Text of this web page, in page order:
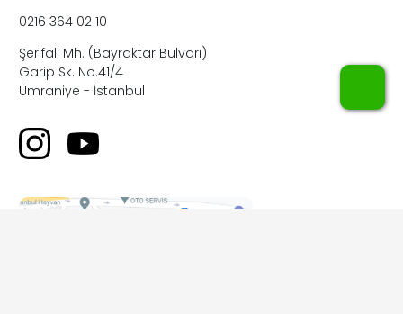
0216 364 02 10
Şerifali Mh. (Bayraktar Bulvarı)
Garip Sk. No.41/4
Ümraniye - İstanbul